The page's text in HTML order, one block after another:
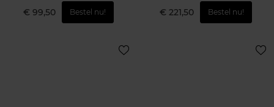
€ 99,50 Bestel nu! € 221,50 Bestel nu!